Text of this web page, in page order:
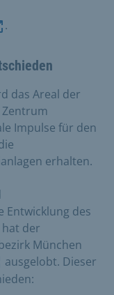
.
das Areal der
Zentrum
Impulse für den
erhalten.
Entwicklung des
der
München
ausgelobt. Dieser